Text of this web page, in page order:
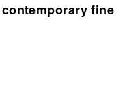
contemporary fine